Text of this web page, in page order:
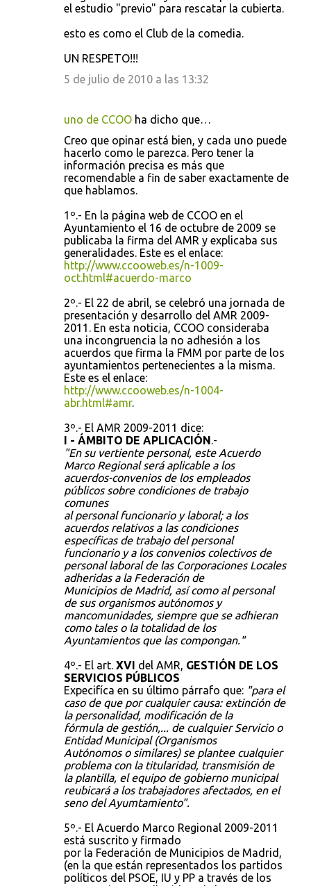
el estudio "previo" para rescatar la cubierta.
esto es como el Club de la comedia.
UN RESPETO!!!
5 de julio de 2010 a las 13:32
uno de CCOO ha dicho que…
Creo que opinar está bien, y cada uno puede
hacerlo como le parezca. Pero tener la
información precisa es más que
recomendable a fin de saber exactamente de
que hablamos.
1º.- En la página web de CCOO en el
Ayuntamiento el 16 de octubre de 2009 se
publicaba la firma del AMR y explicaba sus
generalidades. Este es el enlace:
http://www.ccooweb.es/n-1009-
oct.html#acuerdo-marco
2º.- El 22 de abril, se celebró una jornada de
presentación y desarrollo del AMR 2009-
2011. En esta noticia, CCOO consideraba
una incongruencia la no adhesión a los
acuerdos que firma la FMM por parte de los
ayuntamientos pertenecientes a la misma.
Este es el enlace:
http://www.ccooweb.es/n-1004-
abr.html#amr.
3º.- El AMR 2009-2011 dice:
I - ÁMBITO DE APLICACIÓN.-
"En su vertiente personal, este Acuerdo
Marco Regional será aplicable a los
acuerdos-convenios de los empleados
públicos sobre condiciones de trabajo
comunes
al personal funcionario y laboral; a los
acuerdos relativos a las condiciones
específicas de trabajo del personal
funcionario y a los convenios colectivos de
personal laboral de las Corporaciones Locales
adheridas a la Federación de
Municipios de Madrid, así como al personal
de sus organismos autónomos y
mancomunidades, siempre que se adhieran
como tales o la totalidad de los
Ayuntamientos que las compongan."
4º.- El art. XVI del AMR, GESTIÓN DE LOS
SERVICIOS PÚBLICOS
Expecifíca en su último párrafo que: "para el
caso de que por cualquier causa: extinción de
la personalidad, modificación de la
fórmula de gestión,... de cualquier Servicio o
Entidad Municipal (Organismos
Autónomos o similares) se plantee cualquier
problema con la titularidad, transmisión de
la plantilla, el equipo de gobierno municipal
reubicará a los trabajadores afectados, en el
seno del Ayumtamiento".
5º.- El Acuerdo Marco Regional 2009-2011
está suscrito y firmado
por la Federación de Municipios de Madrid,
(en la que están representados los partidos
políticos del PSOE, IU y PP a través de los